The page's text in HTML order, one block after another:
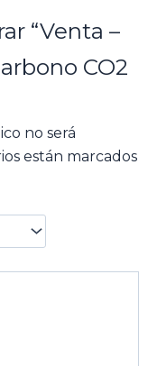
“Venta –
CO2
no será
están marcados